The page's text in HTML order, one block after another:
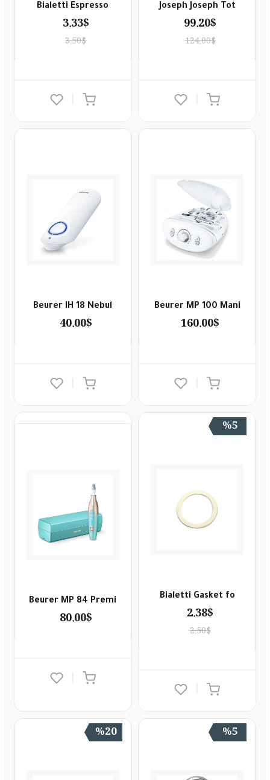
Joseph Joseph Tot
99.20$
124.00$
Bialetti Espresso
3.33$
3.50$
Beurer MP 100 Mani
160.00$
Beurer IH 18 Nebul
40.00$
%5
Bialetti Gasket fo
2.38$
2.50$
Beurer MP 84 Premi
80.00$
|
%5
%20